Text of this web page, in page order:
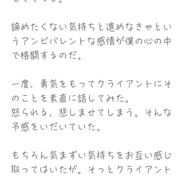
諦めたくない気持ちと進めなきゃとい
うアンビバレントな感情が僕の心の中
で格闘するのだ。
一度、勇気をもってクライアントにそ
のことを素直に話してみた。
怒られる、悲しませてしまう。そんな
予感をいだいていた。
もちろん気まずい気持ちをお互い感じ
取ってはいたが。そっとクライアント